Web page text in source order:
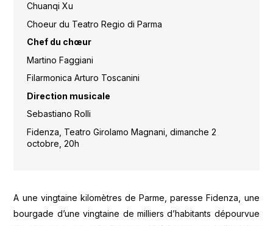
Chuanqi Xu
Choeur du Teatro Regio di Parma
Chef du chœur
Martino Faggiani
Filarmonica Arturo Toscanini
Direction musicale
Sebastiano Rolli
Fidenza, Teatro Girolamo Magnani, dimanche 2
octobre, 20h
A une vingtaine kilomètres de Parme, paresse Fidenza, une
bourgade d’une vingtaine de milliers d’habitants dépourvue